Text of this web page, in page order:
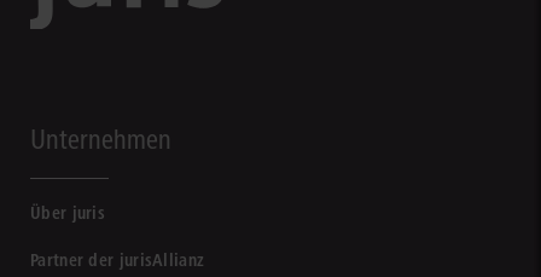
Unternehmen
Über juris
Partner der jurisAllianz